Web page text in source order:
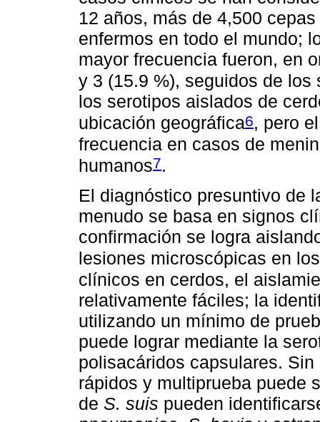
12 años, más de 4,500
enfermos en todo el mundo;
mayor frecuencia fueron, en
y 3 (15.9 %), seguidos de los
los serotipos aislados de
ubicación geográfica6, pero
frecuencia en casos de
humanos7.
El diagnóstico presuntivo de
menudo se basa en signos
confirmación se logra
lesiones microscópicas en
clínicos en cerdos, el
relativamente fáciles; la
utilizando un mínimo de
puede lograr mediante la
polisacáridos capsulares.
rápidos y multiprueba puede
de S. suis pueden